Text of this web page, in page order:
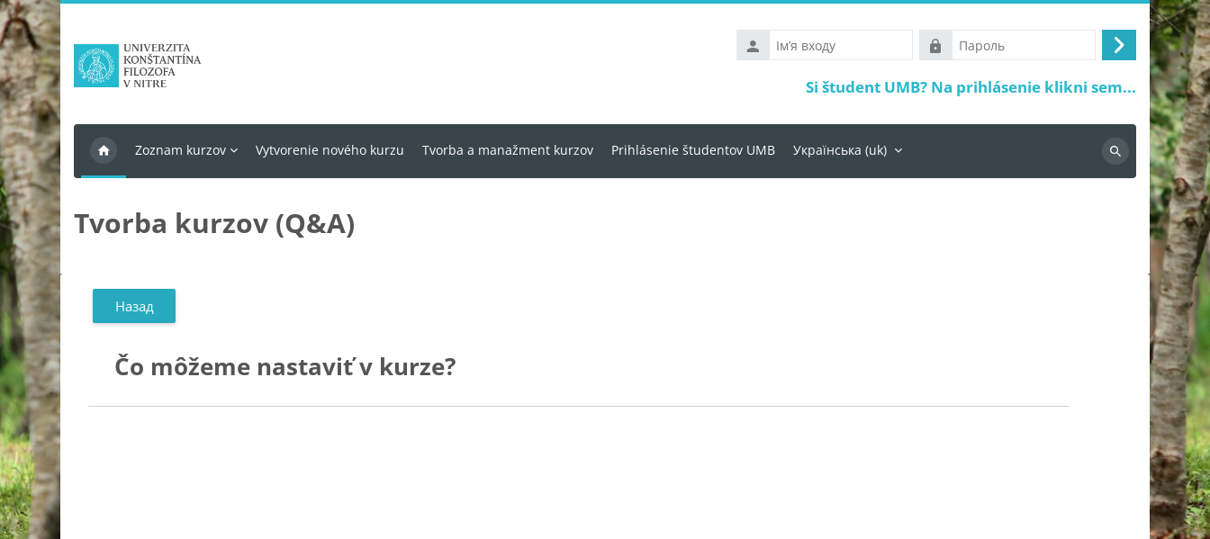
Перейти до головного вмісту
Ім’я
входу
Пароль
Увійти
Si študent UMB? Na prihlásenie klikni sem...
Zoznam kurzov Vytvorenie nového kurzu Tvorba a manažment kurzov Prihlásenie študentov UMB Українська ‎(uk)‎
Пошук
Tvorba kurzov (Q&A)
Назад
Čo môžeme nastaviť v kurze?